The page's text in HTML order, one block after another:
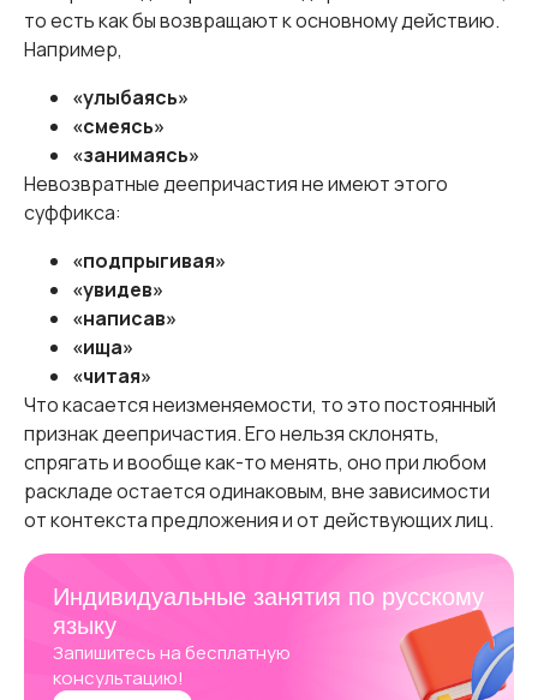
то есть как бы возвращают к основному действию.
Например,
«улыбаясь»
«смеясь»
«занимаясь»
Невозвратные деепричастия не имеют этого
суффикса:
«подпрыгивая»
«увидев»
«написав»
«ища»
«читая»
Что касается неизменяемости, то это постоянный
признак деепричастия. Его нельзя склонять,
спрягать и вообще как-то менять, оно при любом
раскладе остается одинаковым, вне зависимости
от контекста предложения и от действующих лиц.
Индивидуальные занятия по русскому
языку
Запишитесь на бесплатную
консультацию!